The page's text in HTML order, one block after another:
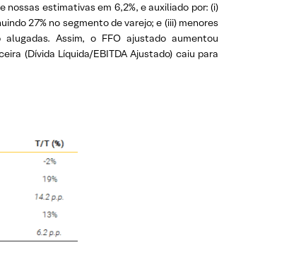
nossas estimativas em 6,2%, e auxiliado por: (i)
27% no segmento de varejo; e (iii) menores
Assim, o FFO ajustado aumentou
(Dívida Líquida/EBITDA Ajustado) caiu para